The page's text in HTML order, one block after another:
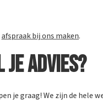
afspraak bij ons maken.
je advies?
je graag! We zijn de hele